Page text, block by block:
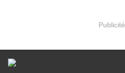
Publicité